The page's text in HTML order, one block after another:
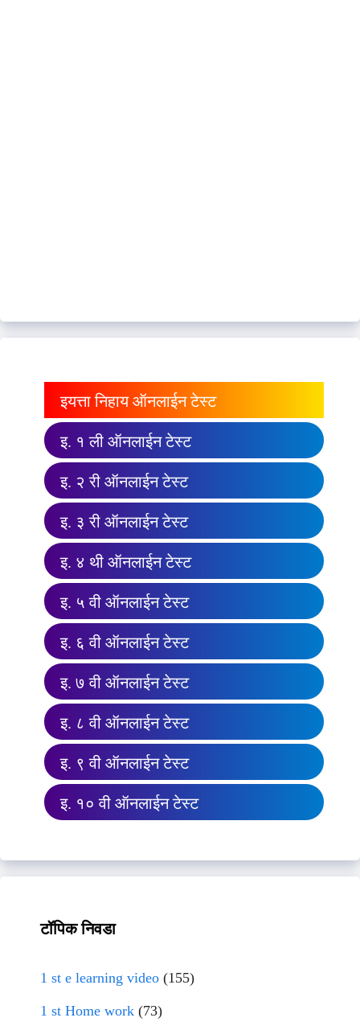
इयत्ता निहाय ऑनलाईन टेस्ट
इ. १ ली ऑनलाईन टेस्ट
इ. २ री ऑनलाईन टेस्ट
इ. ३ री ऑनलाईन टेस्ट
इ. ४ थी ऑनलाईन टेस्ट
इ. ५ वी ऑनलाईन टेस्ट
इ. ६ वी ऑनलाईन टेस्ट
इ. ७ वी ऑनलाईन टेस्ट
इ. ८ वी ऑनलाईन टेस्ट
इ. ९ वी ऑनलाईन टेस्ट
इ. १० वी ऑनलाईन टेस्ट
टॉपिक निवडा
1 st e learning video (155)
1 st Home work (73)